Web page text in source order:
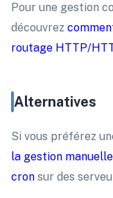
Pour une gestion
découvrez
routage HTTP/
Alternatives
Si vous préférez
la gestion
cron sur des